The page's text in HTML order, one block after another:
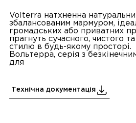
Volterra натхненна
збалансованим мармуром,
громадських або приватних
прагнуть сучасного, чистого
стилю в будь-якому просторі.
Вольтерра, серія з
для
Технічна документація